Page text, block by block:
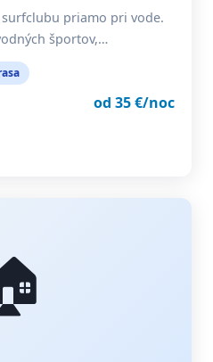
priamo pri vode.
športov,…
od 35 €/noc